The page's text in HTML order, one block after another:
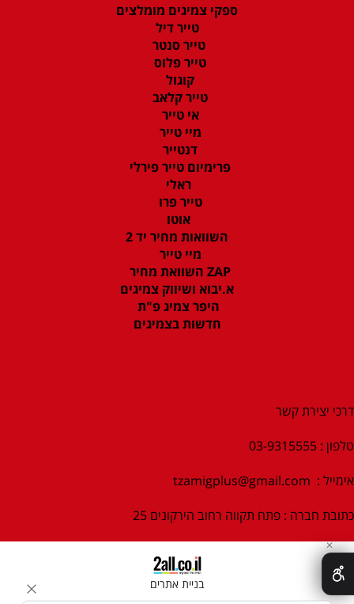
ספקי צמיגים מומלצים
טייר דיל
טייר סנטר
טייר פלוס
קוגול
טייר קלאב
אי טייר
מיי טייר
דנטייר
פרימיום טייר פירלי
ראלי
טייר פרו
אוטו
השוואות מחיר יד 2
מיי טייר
ZAP השוואת מחיר
א.יבוא ושיווק צמיגים
היפר צמיג פ"ת
חדשות בצמיגים
דרכי יצירת קשר
טלפון : 03-9315555
אימייל : tzamigplus@gmail.com
כתובת חברה : פתח תקווה רחוב הירקונים 25
בניית אתרים
✕